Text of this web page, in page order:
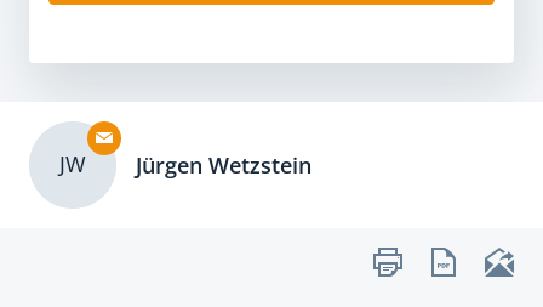
JW Jürgen Wetzstein